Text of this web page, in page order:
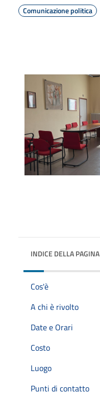
Comunicazione politica
INDICE DELLA PAGINA
Cos'è
A chi è rivolto
Date e Orari
Costo
Luogo
Punti di contatto